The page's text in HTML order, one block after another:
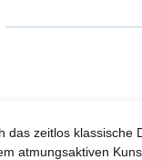
zeitlos
atmungsaktiven